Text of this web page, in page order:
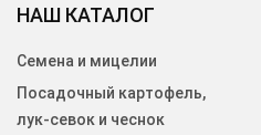
НАШ КАТАЛОГ
Семена и мицелии
Посадочный картофель,
лук-севок и чеснок